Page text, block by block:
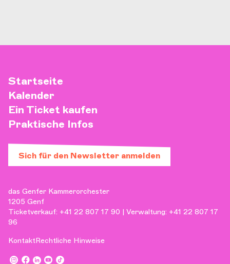
Startseite
Kalender
Ein Ticket kaufen
Praktische Infos
Sich für den Newsletter anmelden
das Genfer Kammerorchester
1205 Genf
Ticketverkauf: +41 22 807 17 90 | Verwaltung: +41 22 807 17
96
KontaktRechtliche Hinweise